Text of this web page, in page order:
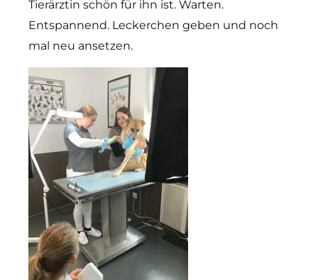
Tierärztin schön für ihn ist. Warten.
Entspannend. Leckerchen geben und noch
mal neu ansetzen.